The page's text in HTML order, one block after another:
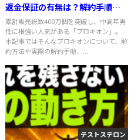
返金保証の有無は？解約手順も
詳しく解説！
累計販売総数400万個を突破し、中高年男
性に根強い人気がある「プロキオン」。
本記事ではそんなプロキオンについて、解
約方法や実際の解約手順、...
テストステロン